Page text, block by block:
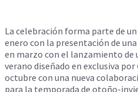
La celebración forma parte de
enero con la presentación de
en marzo con el lanzamiento de
verano diseñado en exclusiva por
octubre con una nueva
para la temporada de otoño-